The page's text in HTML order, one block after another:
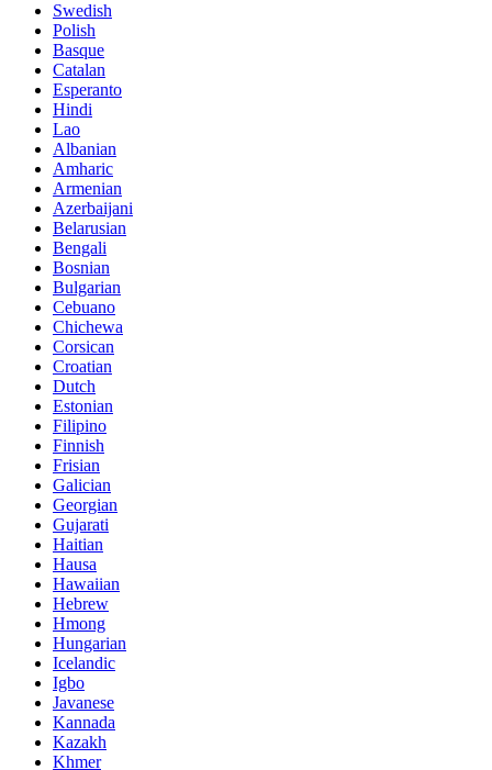
Swedish
Polish
Basque
Catalan
Esperanto
Hindi
Lao
Albanian
Amharic
Armenian
Azerbaijani
Belarusian
Bengali
Bosnian
Bulgarian
Cebuano
Chichewa
Corsican
Croatian
Dutch
Estonian
Filipino
Finnish
Frisian
Galician
Georgian
Gujarati
Haitian
Hausa
Hawaiian
Hebrew
Hmong
Hungarian
Icelandic
Igbo
Javanese
Kannada
Kazakh
Khmer